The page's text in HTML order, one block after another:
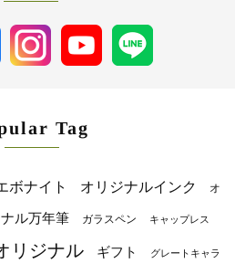
Tag
ボナイト オリジナルインク オ
ル万年筆 ガラスペン キャップレス
リジナル ギフト グレートキャラ